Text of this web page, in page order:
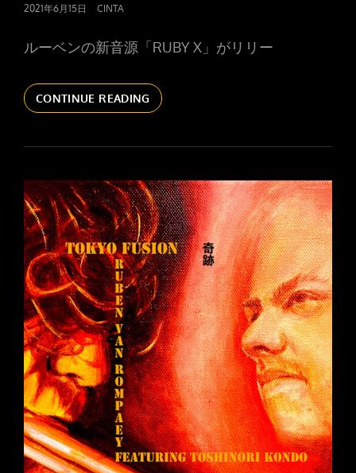
POSTED
2021年6月15日 CINTA
ルーベンの新音源「RUBY X」がリリー
CONTINUE READING新
譜
X』
リ
ー
ス